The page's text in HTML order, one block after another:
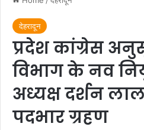
देहरादून
प्रदेश कांग्रेस
विभाग के नव
अध्यक्ष दर्शन
पदभार ग्रहण